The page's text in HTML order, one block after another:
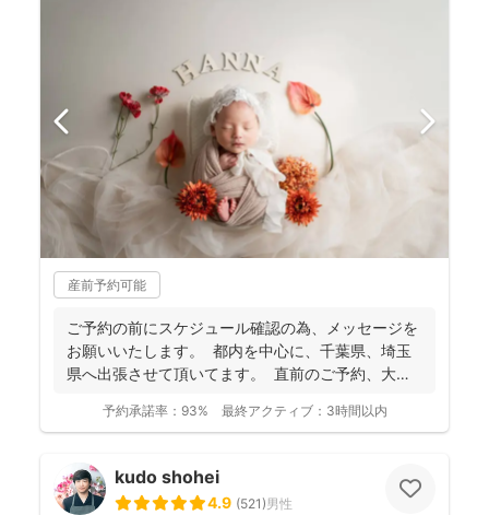
産前予約可能
ご予約の前にスケジュール確認の為、 メッセージを
お願いいたします。 都内を中心に、千葉県、埼玉
県へ出張させて頂いてます。 直前のご予約、大歓
予約承諾率： 93% 最終アクティブ： 3時間以内
kudo shohei
4.9 (521)男性